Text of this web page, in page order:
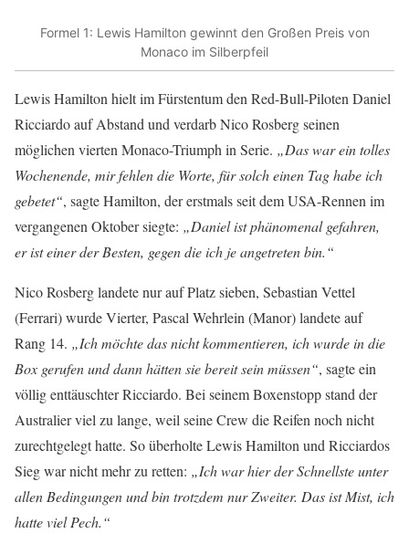
Formel 1: Lewis Hamilton gewinnt den Großen Preis von
Monaco im Silberpfeil
Lewis Hamilton hielt im Fürstentum den Red-Bull-Piloten Daniel
Ricciardo auf Abstand und verdarb Nico Rosberg seinen
möglichen vierten Monaco-Triumph in Serie. „Das war ein tolles
Wochenende, mir fehlen die Worte, für solch einen Tag habe ich
gebetet“, sagte Hamilton, der erstmals seit dem USA-Rennen im
vergangenen Oktober siegte: „Daniel ist phänomenal gefahren,
er ist einer der Besten, gegen die ich je angetreten bin.“
Nico Rosberg landete nur auf Platz sieben, Sebastian Vettel
(Ferrari) wurde Vierter, Pascal Wehrlein (Manor) landete auf
Rang 14. „Ich möchte das nicht kommentieren, ich wurde in die
Box gerufen und dann hätten sie bereit sein müssen“, sagte ein
völlig enttäuschter Ricciardo. Bei seinem Boxenstopp stand der
Australier viel zu lange, weil seine Crew die Reifen noch nicht
zurechtgelegt hatte. So überholte Lewis Hamilton und Ricciardos
Sieg war nicht mehr zu retten: „Ich war hier der Schnellste unter
allen Bedingungen und bin trotzdem nur Zweiter. Das ist Mist, ich
hatte viel Pech.“